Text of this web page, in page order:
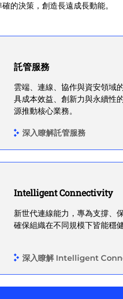
的決策，創造長遠成長動能。
託管服務
雲端、連線、協作與資安領域
具成本效益、創新力與永續性
源推動核心業務。
深入瞭解託管服務
Intelligent Connectivity
新世代連線能力，專為支撐、
確保組織在不同規模下皆能穩健
深入瞭解 Intelligent